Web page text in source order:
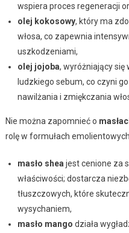
wspiera proces regeneracji
olej kokosowy, który ma
włosa, co zapewnia
uszkodzeniami,
olej jojoba, wyróżniający się
ludzkiego sebum, co czyni
nawilżania i zmiękczania
Nie można zapomnieć o
rolę w formułach
masło shea jest cenione za
właściwości; dostarcza
tłuszczowych, które
wysychaniem,
masło mango działa